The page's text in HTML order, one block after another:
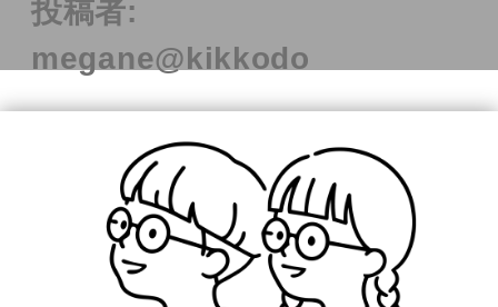
投稿者:
megane@kikkodo